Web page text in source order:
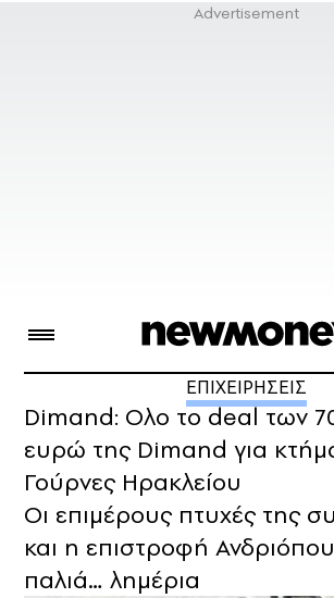
ΕΠΙΧΕΙΡΗΣΕΙΣ
Dimand: Ολο το deal των
ευρώ της Dimand για
Γούρνες Ηρακλείου
Οι επιμέρους πτυχές της
και η επιστροφή
παλιά… λημέρια